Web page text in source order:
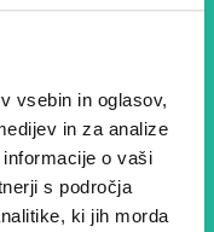
vsebin in oglasov,
in za analize
o vaši
s področja
ki jih morda
*